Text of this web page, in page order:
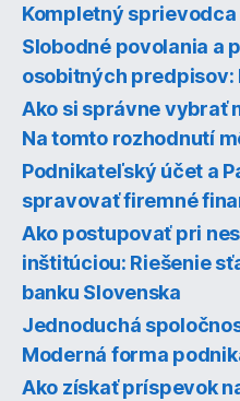
Kompletný
Slobodné povolania a
osobitných predpisov:
Ako si správne vybrať
Na tomto rozhodnutí
Podnikateľský účet a
spravovať firemné
Ako postupovať pri
inštitúciou: Riešenie
banku Slovenska
Jednoduchá
Moderná forma
Ako získať príspevok